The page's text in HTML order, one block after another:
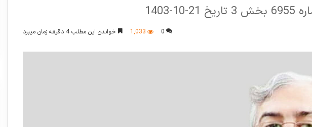
1403
0
1,033 خواندن این مطلب 4 دقیقه زمان میبرد